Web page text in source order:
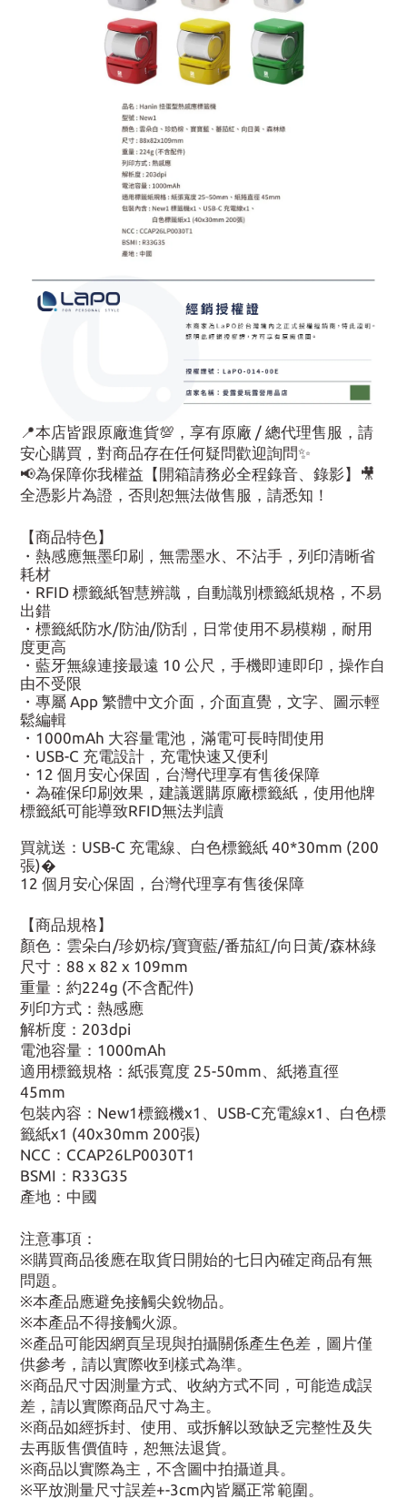
📍本店皆跟原廠進貨💯，享有原廠 / 總代理售服，請
安心購買，對商品存在任何疑問歡迎詢問✨
📢為保障你我權益【開箱請務必全程錄音、錄影】🎥
全憑影片為證，否則恕無法做售服，請悉知！
【商品特色】
・熱感應無墨印刷，無需墨水、不沾手，列印清晰省
耗材
・RFID 標籤紙智慧辨識，自動識別標籤紙規格，不易
出錯
・標籤紙防水/防油/防刮，日常使用不易模糊，耐用
度更高
・藍牙無線連接最遠 10 公尺，手機即連即印，操作自
由不受限
・專屬 App 繁體中文介面，介面直覺，文字、圖示輕
鬆編輯
・1000mAh 大容量電池，滿電可長時間使用
・USB-C 充電設計，充電快速又便利
・12 個月安心保固，台灣代理享有售後保障
・為確保印刷效果，建議選購原廠標籤紙，使用他牌
標籤紙可能導致RFID無法判讀
買就送：USB-C 充電線、白色標籤紙 40*30mm (200
張)�
12 個月安心保固，台灣代理享有售後保障
【商品規格】
顏色：雲朵白/珍奶棕/寶寶藍/番茄紅/向日黃/森林綠
尺寸：88 x 82 x 109mm
重量：約224g (不含配件)
列印方式：熱感應
解析度：203dpi
電池容量：1000mAh
適用標籤規格：紙張寬度 25-50mm、紙捲直徑
45mm
包裝內容：New1標籤機x1、USB-C充電線x1、白色標
籤紙x1 (40x30mm 200張)
NCC：CCAP26LP0030T1
BSMI：R33G35
產地：中國
注意事項：
※購買商品後應在取貨日開始的七日內確定商品有無
問題。
※本產品應避免接觸尖銳物品。
※本產品不得接觸火源。
※產品可能因網頁呈現與拍攝關係產生色差，圖片僅
供參考，請以實際收到樣式為準。
※商品尺寸因測量方式、收納方式不同，可能造成誤
差，請以實際商品尺寸為主。
※商品如經拆封、使用、或拆解以致缺乏完整性及失
去再販售價值時，恕無法退貨。
※商品以實際為主，不含圖中拍攝道具。
※平放測量尺寸誤差+-3cm內皆屬正常範圍。